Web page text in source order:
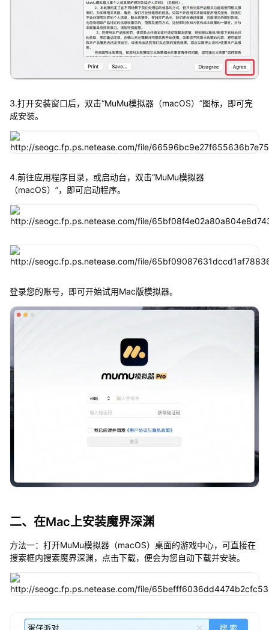
3.打开安装窗口后，双击“MuMu模拟器（macOS）”图标，即可完
成安装。
4.前往应用程序目录，或启动台，双击“MuMu模拟器
（macOS）”，即可启动程序。
登录您的账号，即可开始试用Mac版模拟器。
二、在Mac上安装魔界深渊
方法一：打开MuMu模拟器（macOS）桌面的游戏中心，可直接在
搜索框内搜索魔界深渊，点击下载，便会为您自动下载并安装。